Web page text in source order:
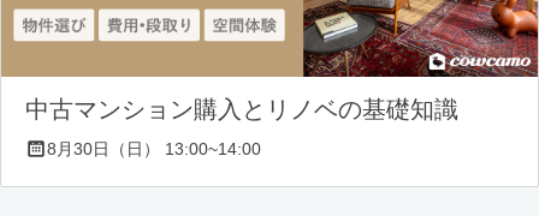
中古マンション購入とリノベの基礎知識
8月30日（日） 13:00~14:00